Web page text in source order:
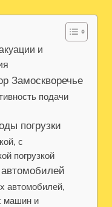
и
Замоскворечье
подачи
погрузки
с
погрузкой
автомобилей,
машин и